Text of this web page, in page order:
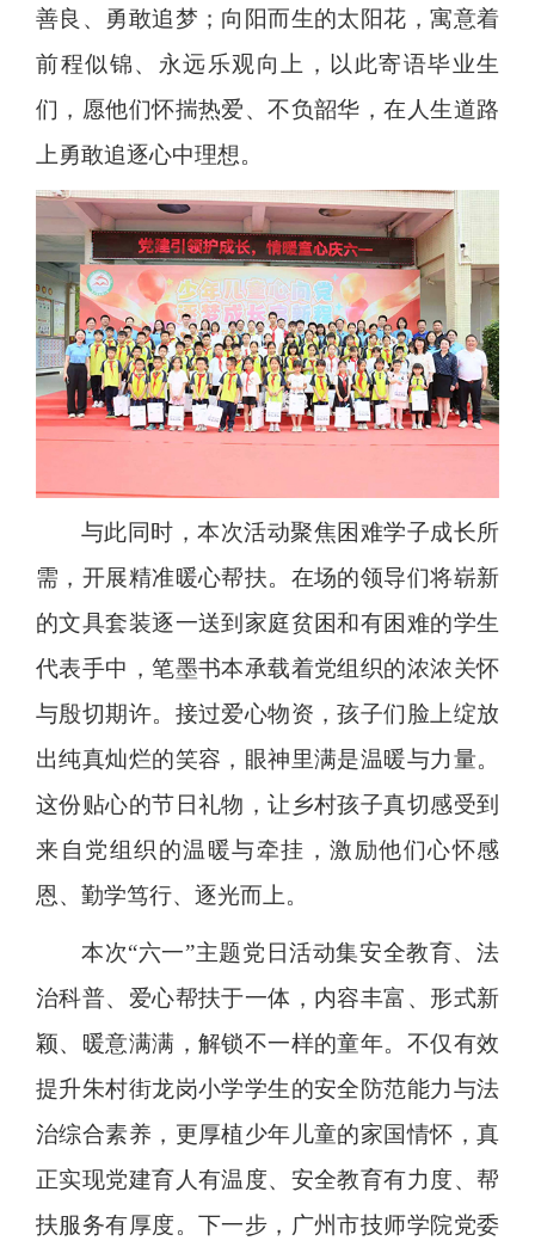
善良、勇敢追梦；向阳而生的太阳花，寓意着
前程似锦、永远乐观向上，以此寄语毕业生
们，愿他们怀揣热爱、不负韶华，在人生道路
上勇敢追逐心中理想。
与此同时，本次活动聚焦困难学子成长所
需，开展精准暖心帮扶。在场的领导们将崭新
的文具套装逐一送到家庭贫困和有困难的学生
代表手中，笔墨书本承载着党组织的浓浓关怀
与殷切期许。接过爱心物资，孩子们脸上绽放
出纯真灿烂的笑容，眼神里满是温暖与力量。
这份贴心的节日礼物，让乡村孩子真切感受到
来自党组织的温暖与牵挂，激励他们心怀感
恩、勤学笃行、逐光而上。
本次“六一”主题党日活动集安全教育、法
治科普、爱心帮扶于一体，内容丰富、形式新
颖、暖意满满，解锁不一样的童年。不仅有效
提升朱村街龙岗小学学生的安全防范能力与法
治综合素养，更厚植少年儿童的家国情怀，真
正实现党建育人有温度、安全教育有力度、帮
扶服务有厚度。下一步，广州市技师学院党委